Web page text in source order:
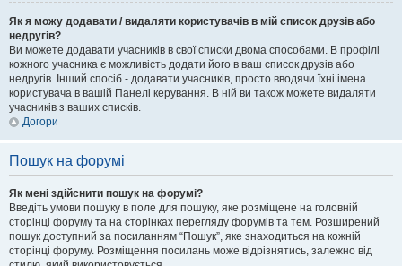
Як я можу додавати / видаляти користувачів в мій список друзів або
недругів?
Ви можете додавати учасників в свої списки двома способами. В профілі
кожного учасника є можливість додати його в ваш список друзів або
недругів. Інший спосіб - додавати учасників, просто вводячи їхні імена
користувача в вашій Панелі керування. В ній ви також можете видаляти
учасників з ваших списків.
Догори
Пошук на форумі
Як мені здійснити пошук на форумі?
Введіть умови пошуку в поле для пошуку, яке розміщене на головній
сторінці форуму та на сторінках перегляду форумів та тем. Розширений
пошук доступний за посиланням “Пошук”, яке знаходиться на кожній
сторінці форуму. Розміщення посилань може відрізнятись, залежно від